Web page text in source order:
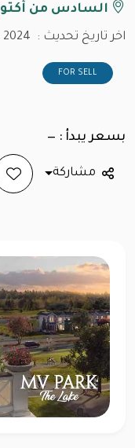
السادس من
اخر تاريخ تحديث :
FOR SELL
بسعر يبدأ : —
مشاركة